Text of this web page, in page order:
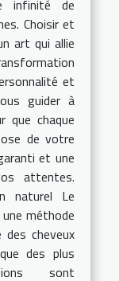
infinité de
Choisir et
art qui allie
et
guider à
que chaque
de votre
et une
attentes.
naturel Le
méthode
des cheveux
des plus
sont